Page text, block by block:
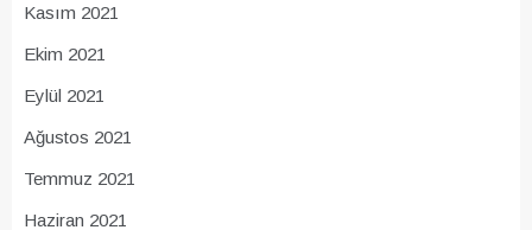
Kasım 2021
Ekim 2021
Eylül 2021
Ağustos 2021
Temmuz 2021
Haziran 2021